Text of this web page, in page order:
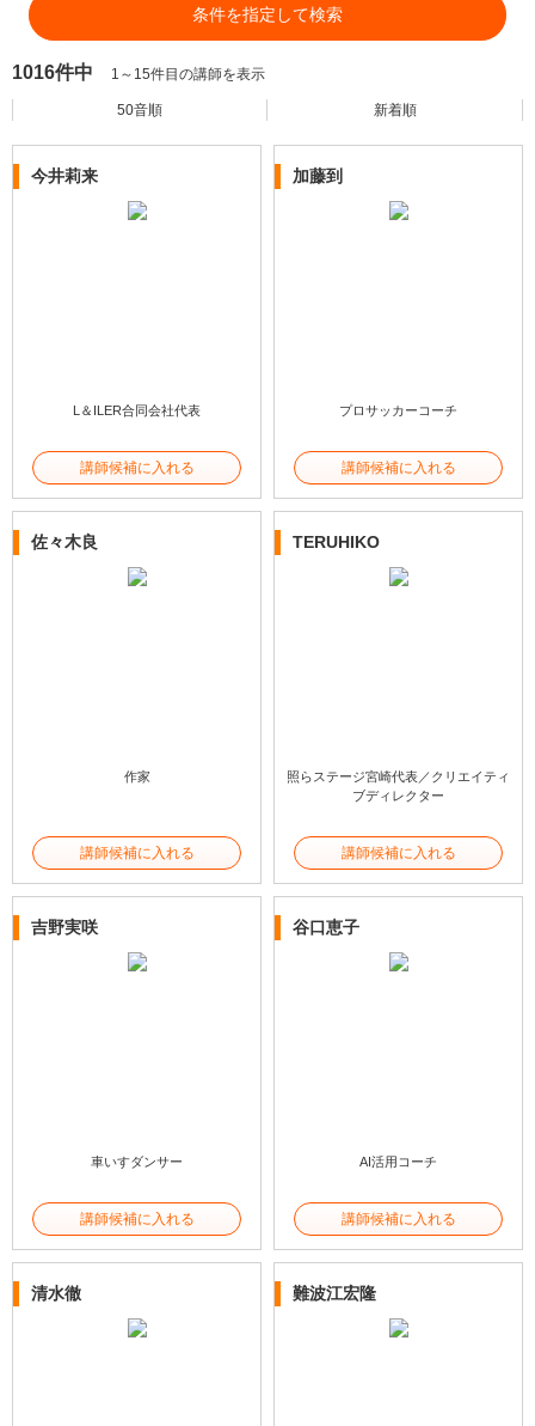
条件を指定して検索
1016件中 1～15件目の講師を表示
50音順 新着順
今井莉来
L＆ILER合同会社代表
講師候補に入れる
加藤到
プロサッカーコーチ
講師候補に入れる
佐々木良
作家
講師候補に入れる
TERUHIKO
照らステージ宮崎代表／クリエイティ
ブディレクター
講師候補に入れる
吉野実咲
車いすダンサー
講師候補に入れる
谷口恵子
AI活用コーチ
講師候補に入れる
清水徹 難波江宏隆